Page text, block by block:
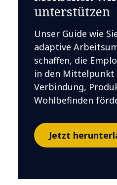
unterstützen
Unser Guide wie
adaptive
schaffen, die
in den Mittelpunkt
Verbindung,
Wohlbefinden
Jetzt